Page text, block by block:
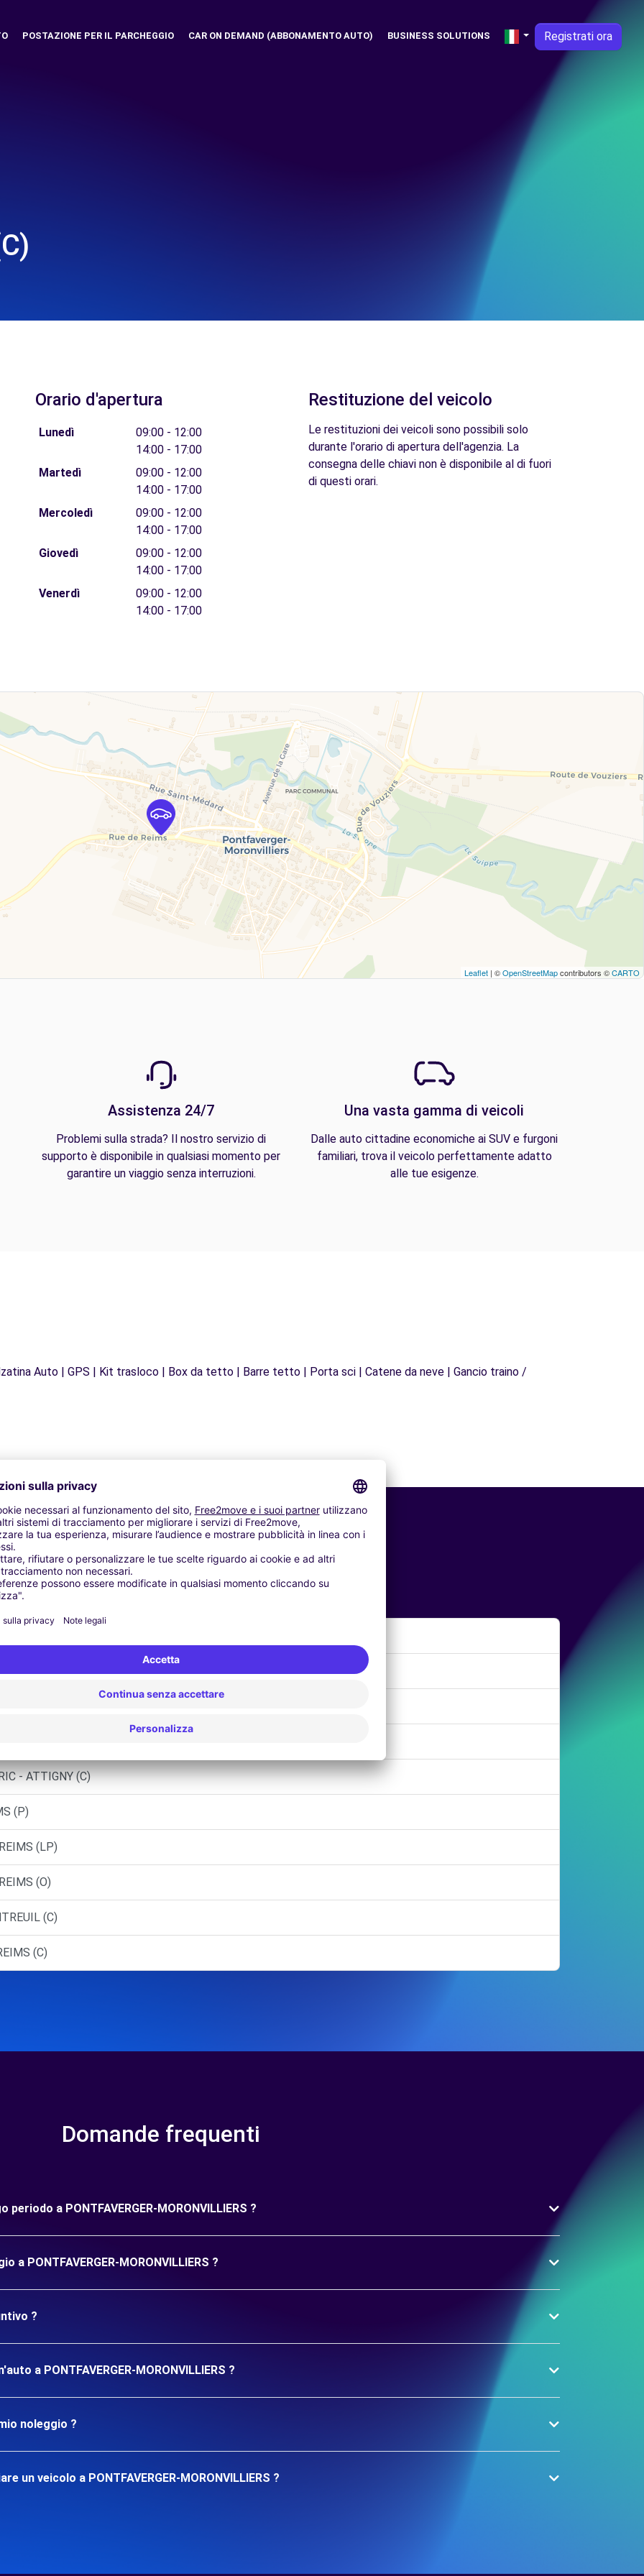
POSTAZIONE PER IL PARCHEGGIO CAR ON DEMAND (ABBONAMENTO AUTO) BUSINESS SOLUTIONS Registrati ora
Orario d'apertura
Lunedì
09:00 - 12:00
14:00 - 17:00
Martedì
09:00 - 12:00
14:00 - 17:00
Mercoledì
09:00 - 12:00
14:00 - 17:00
Giovedì
09:00 - 12:00
14:00 - 17:00
Venerdì
09:00 - 12:00
14:00 - 17:00
Restituzione del veicolo
Le restituzioni dei veicoli sono possibili solo
durante l'orario di apertura dell'agenzia. La
consegna delle chiavi non è disponibile al di fuori
di questi orari.
Leaflet | ©OpenStreetMapcontributors ©CARTO
Assistenza 24/7
Problemi sulla strada? Il nostro servizio di
supporto è disponibile in qualsiasi momento per
garantire un viaggio senza interruzioni.
Una vasta gamma di veicoli
Dalle auto cittadine economiche ai SUV e furgoni
familiari, trova il veicolo perfettamente adatto
alle tue esigenze.
Auto | GPS | Kit trasloco | Box da tetto | Barre tetto | Porta sci | Catene da neve | Gancio traino /
Agenzie simili
ARDENNE - REIMS (C)
- ATTIGNY (C)
(P)
(LP)
(O)
(C)
(C)
Domande frequenti
a PONTFAVERGER-MORONVILLIERS ?
PONTFAVERGER-MORONVILLIERS ?
?
a PONTFAVERGER-MORONVILLIERS ?
noleggio ?
un veicolo a PONTFAVERGER-MORONVILLIERS ?